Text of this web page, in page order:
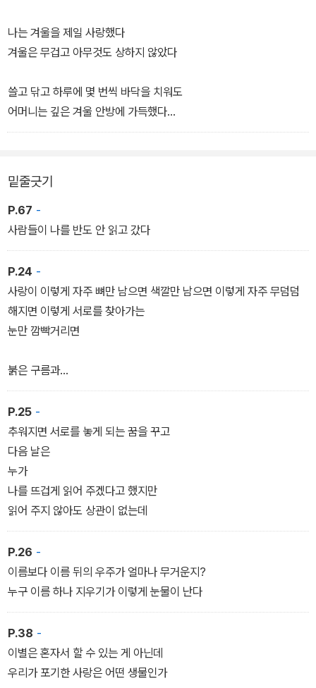
아버지와 나
아버지라는
그 슬픔 내가 알아
열 가지 이상의 슬픔이 섞여 있지
아버지는 커다란 해바라기 꽃을 좋아했다
아버지의 해바라기를 달고
꽃이 커요
너무 커요
소리쳤지만
아버지가 늘어진 실을 당기면
-「해바라기밭의 리토르넬로」 부분
나는 겨울을 제일 사랑했다
겨울은 무겁고 아무것도 상하지 않았다
쓸고 닦고 하루에 몇 번씩 바닥을 치워도
어머니는 깊은 겨울 안방에 가득했다
누가 어머니의 재를 마지막으로 치우고 나왔는지 기억이 안 나지만
어디 갔다 왔는지 모르게 다시 겨울이 오고
나는 여전히 죽기 전 규칙들을 지키느라 바쁘다
사람들은 아무렇게나 땅을 차지했지만
나는 반짝이는 적들 앞에서
누군가 떨어뜨린 동전 한 닢조차 줍지 않았다
-「재」 부분
밑줄긋기
P.67 -
사람들이 나를 반도 안 읽고 갔다
P.24 -
사랑이 이렇게 자주 뼈만 남으면 색깔만 남으면 이렇게 자주 무덤덤
해지면 이렇게 서로를 찾아가는
눈만 깜빡거리면
붉은 구름과
매일 우는 물새들도 여길 떠나겠지?
P.25 -
추워지면 서로를 놓게 되는 꿈을 꾸고
다음 날은
누가
나를 뜨겁게 읽어 주겠다고 했지만
읽어 주지 않아도 상관이 없는데
P.26 -
이름보다 이름 뒤의 우주가 얼마나 무거운지?
누구 이름 하나 지우기가 이렇게 눈물이 난다
P.38 -
이별은 혼자서 할 수 있는 게 아닌데
우리가 포기한 사랑은 어떤 생물인가